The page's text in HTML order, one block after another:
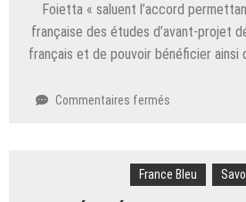
Foietta « saluent l’accord
française des études d’avant-projet
français et de pouvoir bénéficier ainsi
Commentaires fermés
Lyon-
France Bleu